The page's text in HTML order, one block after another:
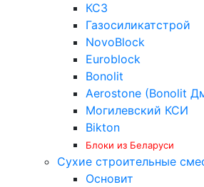
КСЗ
Газосиликатстрой
NovoBlock
Euroblock
Bonolit
Aerostone (Bonolit
Могилевский КСИ
Bikton
Блоки из Беларуси
Сухие строительные
Основит